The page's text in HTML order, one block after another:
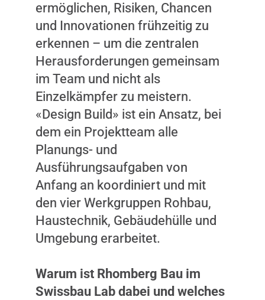
ermöglichen, Risiken, Chancen
und Innovationen frühzeitig zu
erkennen – um die zentralen
Herausforderungen gemeinsam
im Team und nicht als
Einzelkämpfer zu meistern.
«Design Build» ist ein Ansatz, bei
dem ein Projektteam alle
Planungs- und
Ausführungsaufgaben von
Anfang an koordiniert und mit
den vier Werkgruppen Rohbau,
Haustechnik, Gebäudehülle und
Umgebung erarbeitet.
Warum ist Rhomberg Bau im
Swissbau Lab dabei und welches